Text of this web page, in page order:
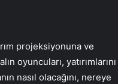
projeksiyonuna ve
oyuncuları, yatırımlarını
nasıl olacağını, nereye